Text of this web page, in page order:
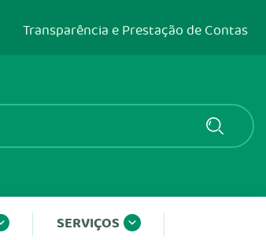
Transparência e Prestação de Contas
SERVIÇOS